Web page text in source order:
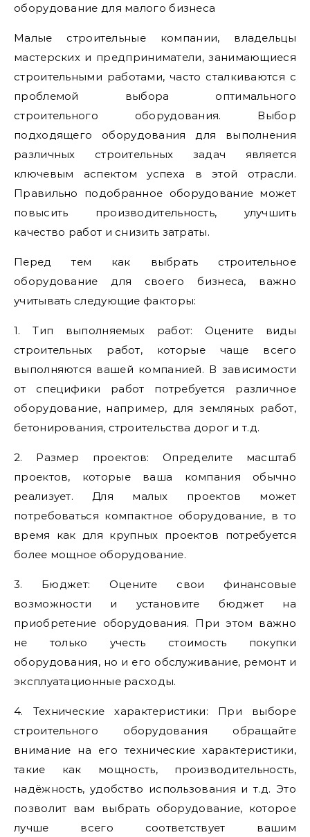
оборудование для малого бизнеса
Малые строительные компании, владельцы
мастерских и предприниматели, занимающиеся
строительными работами, часто сталкиваются с
проблемой выбора оптимального
строительного оборудования. Выбор
подходящего оборудования для выполнения
различных строительных задач является
ключевым аспектом успеха в этой отрасли.
Правильно подобранное оборудование может
повысить производительность, улучшить
качество работ и снизить затраты.
Перед тем как выбрать строительное
оборудование для своего бизнеса, важно
учитывать следующие факторы:
1. Тип выполняемых работ: Оцените виды
строительных работ, которые чаще всего
выполняются вашей компанией. В зависимости
от специфики работ потребуется различное
оборудование, например, для земляных работ,
бетонирования, строительства дорог и т.д.
2. Размер проектов: Определите масштаб
проектов, которые ваша компания обычно
реализует. Для малых проектов может
потребоваться компактное оборудование, в то
время как для крупных проектов потребуется
более мощное оборудование.
3. Бюджет: Оцените свои финансовые
возможности и установите бюджет на
приобретение оборудования. При этом важно
не только учесть стоимость покупки
оборудования, но и его обслуживание, ремонт и
эксплуатационные расходы.
4. Технические характеристики: При выборе
строительного оборудования обращайте
внимание на его технические характеристики,
такие как мощность, производительность,
надёжность, удобство использования и т.д. Это
позволит вам выбрать оборудование, которое
лучше всего соответствует вашим